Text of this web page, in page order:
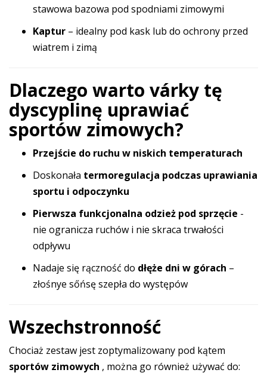
stawowa bazowa pod spodniami zimowymi
Kaptur – idealny pod kask lub do ochrony przed
wiatrem i zimą
Dlaczego warto várky tę
dyscyplinę uprawiać
sportów zimowych?
Przejście do ruchu w niskich temperaturach
Doskonała termoregulacja podczas uprawiania
sportu i odpoczynku
Pierwsza funkcjonalna odzież pod sprzęcie -
nie ogranicza ruchów i nie skraca trwałości
odpływu
Nadaje się rączność do dłęże dni w górach –
złośnye sőńsę szepła do występów
Wszechstronność
Chociaż zestaw jest zoptymalizowany pod kątem
sportów zimowych , można go również używać do: